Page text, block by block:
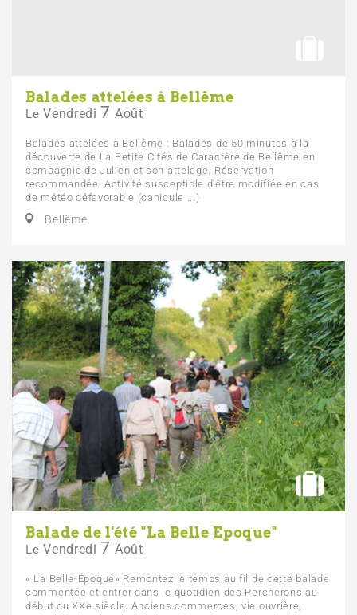
Balades attelées à Bellême
Le Vendredi 7 Août
Balades attelées à Bellême : Balades de 50 minutes à la
découverte de La Petite Cités de Caractère de Bellême en
compagnie de Julien et son attelage. Réservation
recommandée. Activité susceptible d'être modifiée en cas
de météo défavorable (canicule ...)
Bellême
Balade de l'été "La Belle Epoque"
Le Vendredi 7 Août
« La Belle-Époque» Remontez le temps au fil de cette balade
commentée et entrer dans le quotidien des Percherons au
début du XXe siècle. Anciens commerces, vie ouvrière,